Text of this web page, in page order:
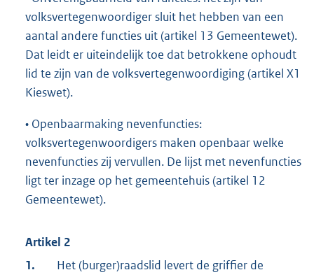
volksvertegenwoordiger sluit het hebben van een
aantal andere functies uit (artikel 13 Gemeentewet).
Dat leidt er uiteindelijk toe dat betrokkene ophoudt
lid te zijn van de volksvertegenwoordiging (artikel X1
Kieswet).
• Openbaarmaking nevenfuncties:
volksvertegenwoordigers maken openbaar welke
nevenfuncties zij vervullen. De lijst met nevenfuncties
ligt ter inzage op het gemeentehuis (artikel 12
Gemeentewet).
Artikel 2
1.
Het (burger)raadslid levert de griffier de